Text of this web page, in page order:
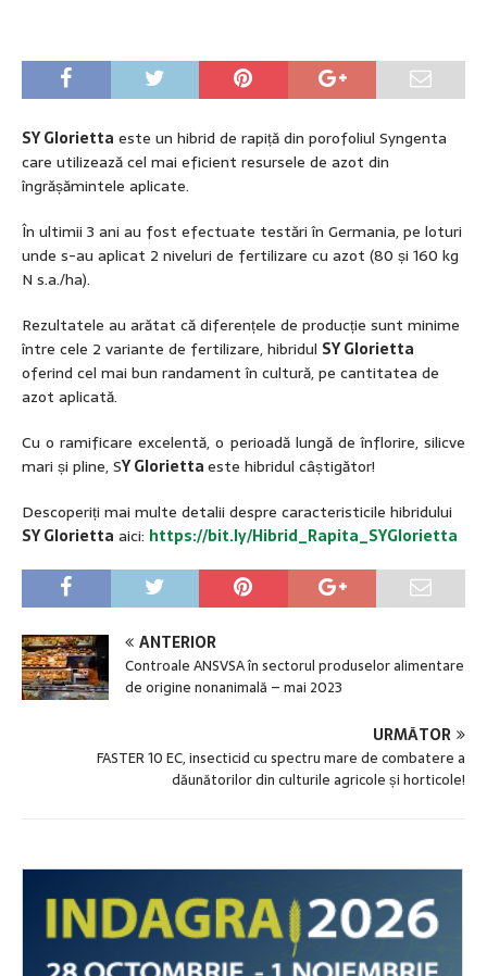
SY Glorietta este un hibrid de rapiță din porofoliul Syngenta
care utilizează cel mai eficient resursele de azot din
îngrășămintele aplicate.
În ultimii 3 ani au fost efectuate testări în Germania, pe loturi
unde s-au aplicat 2 niveluri de fertilizare cu azot (80 și 160 kg
N s.a./ha).
Rezultatele au arătat că diferențele de producție sunt minime
între cele 2 variante de fertilizare, hibridul SY Glorietta
oferind cel mai bun randament în cultură, pe cantitatea de
azot aplicată.
Cu o ramificare excelentă, o perioadă lungă de înflorire, silicve
mari și pline, SY Gloriettaeste hibridul câștigător!
Descoperiți mai multe detalii despre caracteristicile hibridului
SY Glorietta aici: https://bit.ly/Hibrid_Rapita_SYGlorietta
ANTERIOR
Controale ANSVSA în sectorul produselor alimentare
de origine nonanimală – mai 2023
URMĂTOR
FASTER 10 EC, insecticid cu spectru mare de combatere a
dăunătorilor din culturile agricole și horticole!